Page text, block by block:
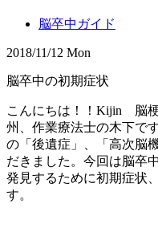
脳卒中ガイド
2018/11/12 Mon
脳卒中の初期症状
こんにちは！！Kijin 脳
州、作業療法士の木下で
の「後遺症」、「高次脳
だきました。今回は脳卒
発見するために初期症状
す。